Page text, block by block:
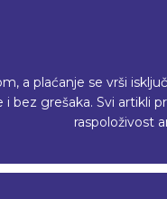
a plaćanje se vrši
grešaka. Svi artikli
raspoloživost